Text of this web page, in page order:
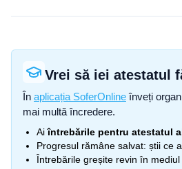
Vrei să iei atestatul
În aplicația SoferOnline înveți
mai multă încredere.
Aiîntrebările pentru atestatul
Progresul rămâne salvat: știi ce
Întrebările greșite revin în